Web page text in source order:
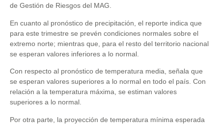
de Gestión de Riesgos del MAG.
En cuanto al pronóstico de precipitación, el reporte indica que
para este trimestre se prevén condiciones normales sobre el
extremo norte; mientras que, para el resto del territorio nacional
se esperan valores inferiores a lo normal.
Con respecto al pronóstico de temperatura media, señala que
se esperan valores superiores a lo normal en todo el país. Con
relación a la temperatura máxima, se estiman valores
superiores a lo normal.
Por otra parte, la proyección de temperatura mínima esperada